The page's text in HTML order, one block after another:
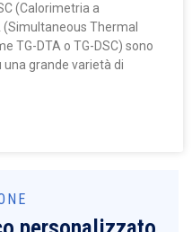
(Calorimetria a
Thermal
TG-DTA o TG-DSC) sono
una grande varietà di